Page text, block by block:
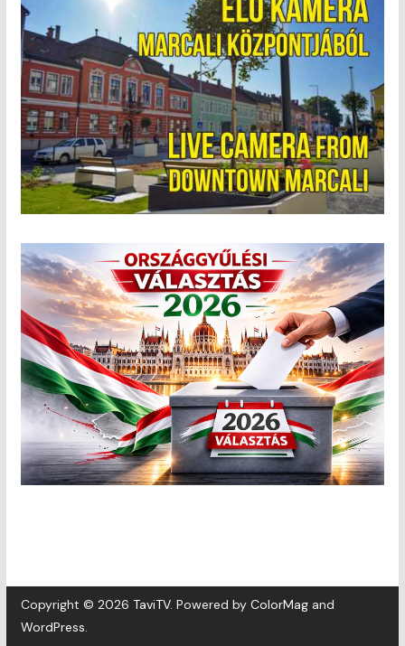
Copyright © 2026 TaviTV. Powered by ColorMagand
WordPress.